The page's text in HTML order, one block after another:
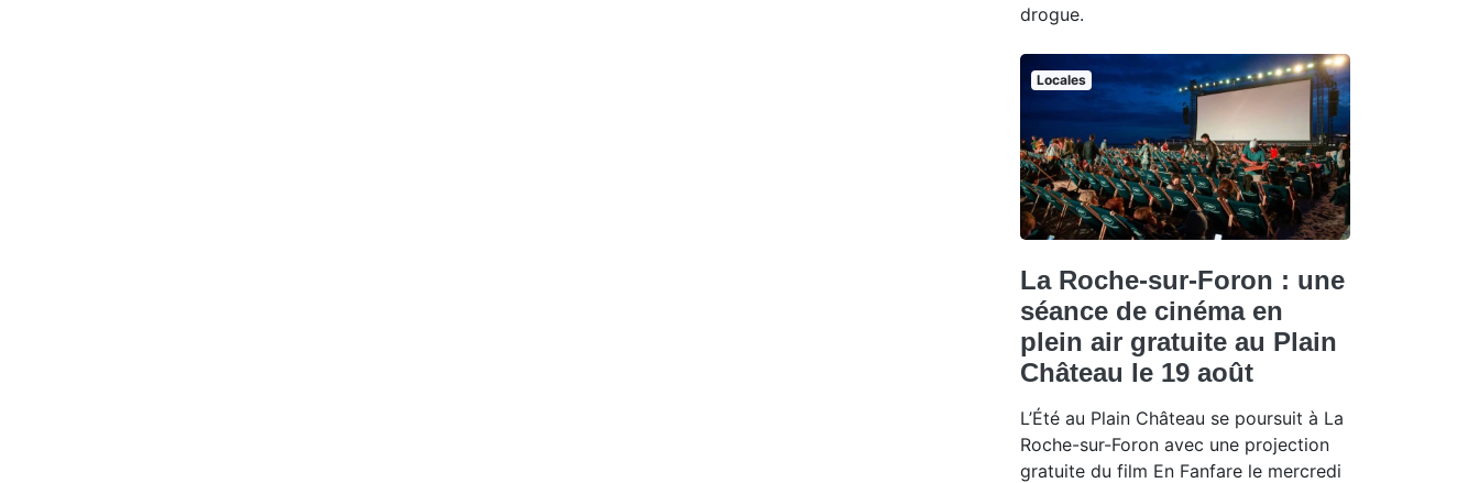
drogue.
Locales
La Roche-sur-Foron : une
séance de cinéma en
plein air gratuite au Plain
Château le 19 août
L’Été au Plain Château se poursuit à La
Roche-sur-Foron avec une projection
gratuite du film En Fanfare le mercredi